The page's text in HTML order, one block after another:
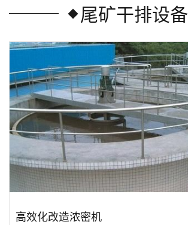
尾矿干排设备
高效化改造浓密机